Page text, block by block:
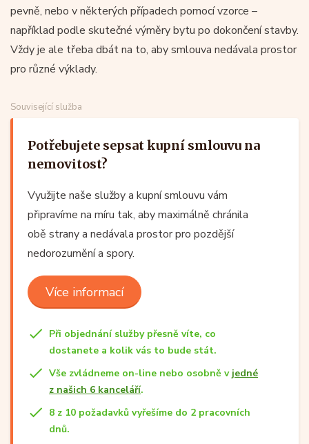
pevně, nebo v některých případech pomocí vzorce –
například podle skutečné výměry bytu po dokončení stavby.
Vždy je ale třeba dbát na to, aby smlouva nedávala prostor
pro různé výklady.
Související služba
Potřebujete sepsat kupní smlouvu na
nemovitost?
Využijte naše služby a kupní smlouvu vám
připravíme na míru tak, aby maximálně chránila
obě strany a nedávala prostor pro pozdější
nedorozumění a spory.
Více informací
Při objednání služby přesně víte, co
dostanete a kolik vás to bude stát.
Vše zvládneme on-line nebo osobně v jedné
z našich 6 kanceláří.
8 z 10 požadavků vyřešíme do 2 pracovních
dnů.